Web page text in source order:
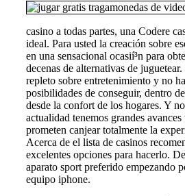
casino a todas partes, una Codere
ideal. Para usted la creación sobre
en una sensacional ocasií³n para
decenas de alternativas de
repleto sobre entretenimiento y no
posibilidades de conseguir, dentro
desde la confort de los hogares. Y
actualidad tenemos grandes
prometen canjear totalmente la
Acerca de el lista de casinos
excelentes opciones para hacerlo.
aparato sport preferido empezando
equipo iphone.